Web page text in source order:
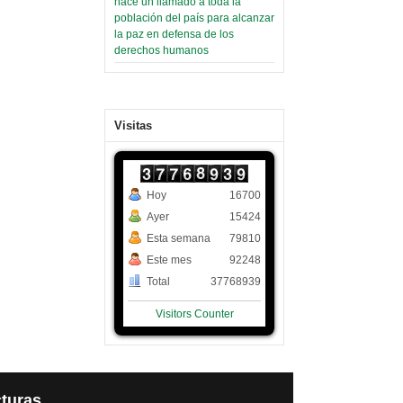
población del país para alcanzar
la paz en defensa de los
derechos humanos
Visitas
Hoy
Ayer
Esta semana
Este mes
Total
16700
15424
79810
92248
37768939
Visitors Counter